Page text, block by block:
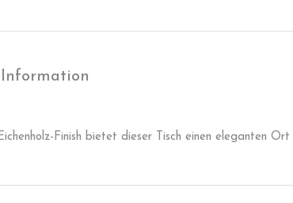
Finish bietet dieser Tisch einen eleganten